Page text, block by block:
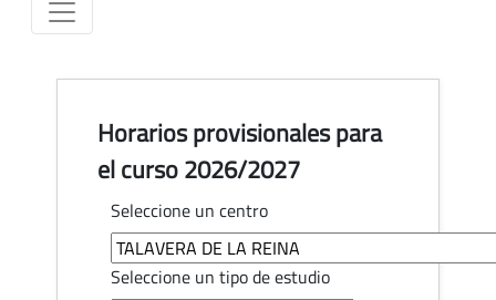
Horarios provisionales para
el curso 2026/2027
Seleccione un centro
Seleccione un tipo de estudio